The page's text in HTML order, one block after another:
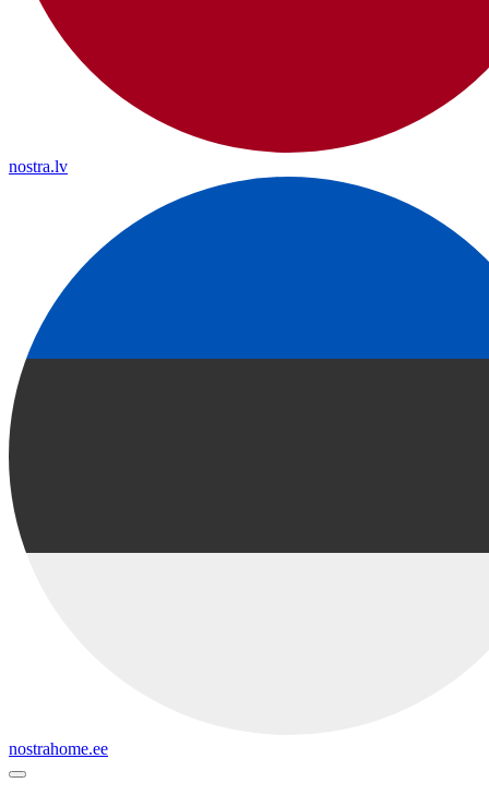
nostra.lv
nostrahome.ee